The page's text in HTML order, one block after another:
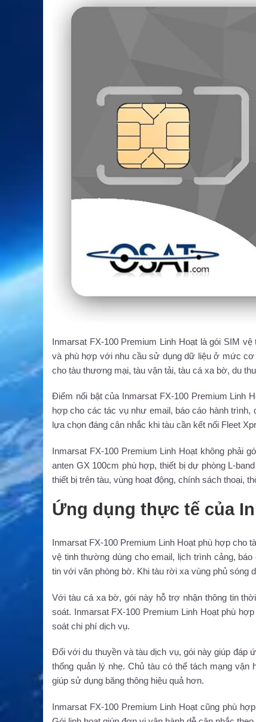
Inmarsat FX-100 Premium Linh Hoạt là gói SIM
và phù hợp với nhu cầu sử dụng dữ liệu ở mức cơ
cho tàu thương mại, tàu vận tải, tàu cá xa bờ, du
Điểm nổi bật của Inmarsat FX-100 Premium Linh
hợp cho các tác vụ như email, báo cáo hành
lựa chọn đáng cân nhắc khi tàu cần kết nối Fleet
Inmarsat FX-100 Premium Linh Hoạt không phải
anten GX 100cm phù hợp, thiết bị dự phòng L-
thiết bị trên tàu, vùng hoạt động, chính sách thoại,
Ứng dụng thực tế của
Inmarsat FX-100 Premium Linh Hoạt phù hợp cho
vệ tinh thường dùng cho email, lịch trình cảng,
tin với văn phòng bờ. Khi tàu rời xa vùng phủ sóng
Với tàu cá xa bờ, gói này hỗ trợ nhận thông tin
soát. Inmarsat FX-100 Premium Linh Hoạt phù
soát chi phí dịch vụ.
Đối với du thuyền và tàu dịch vụ, gói này giúp đáp
thống quản lý nhẹ. Chủ tàu có thể tách mạng
giúp sử dụng băng thông hiệu quả hơn.
Inmarsat FX-100 Premium Linh Hoạt cũng phù